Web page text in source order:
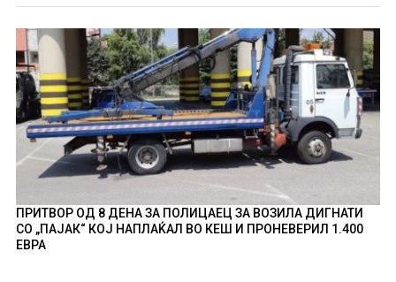
ПРИТВОР ОД 8 ДЕНА ЗА ПОЛИЦАЕЦ ЗА ВОЗИЛА ДИГНАТИ
СО „ПАЈАК“ КОЈ НАПЛАЌАЛ ВО КЕШ И ПРОНЕВЕРИЛ 1.400
ЕВРА